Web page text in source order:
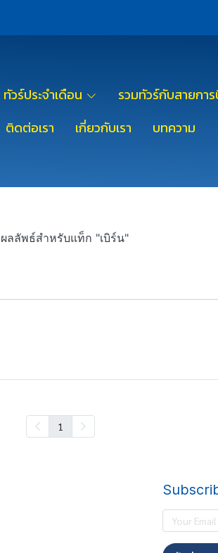
ทัวร์ประจำเดือน
รวมทัวร์กับสายกา
ติดต่อเรา เกี่ยวกับเรา บทความ
ผลลัพธ์สำหรับแท็ก "เบิร์น"
1